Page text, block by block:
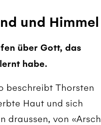
und Himmel
über Gott, das
habe.
beschreibt Thorsten
Haut und sich
draussen, von «Arsch